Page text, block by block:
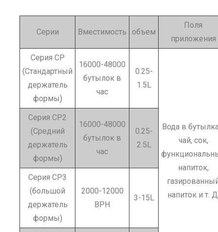
Серии Вместимость объем
Поля
приложения
Серия CP
(Стандартный
держатель
формы)
16000-48000
бутылок в
час
0.25-
1.5L
Вода в
чай, сок,
напиток,
напиток и т.
Серия CP2
(Средний
держатель
формы)
16000-48000
бутылок в
час
0.25-
2.5L
Серия CP3
(большой
держатель
формы)
2000-12000
BPH
3-15L